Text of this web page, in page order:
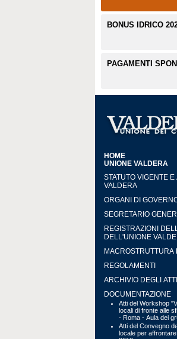
BONUS IDRICO
PAGAMENTI
HOME
UNIONE VALDERA
STATUTO VIGENTE
VALDERA
ORGANI DI
SEGRETARIO
REGISTRAZIONI
DELL'UNIONE
MACROSTRUTTURA
REGOLAMENTI
ARCHIVIO DEGLI
DOCUMENTAZIONE
Atti del Workshop
locali di fronte alle
- Roma - Aula dei
Atti del Convegno
locale per